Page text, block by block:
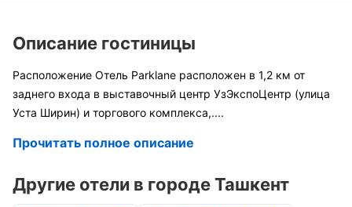
Описание гостиницы
Расположение Отель Parklane расположен в 1,2 км от
заднего входа в выставочный центр УзЭкспоЦентр (улица
Уста Ширин) и торгового комплекса,....
Прочитать полное описание
Другие отели в городе Ташкент